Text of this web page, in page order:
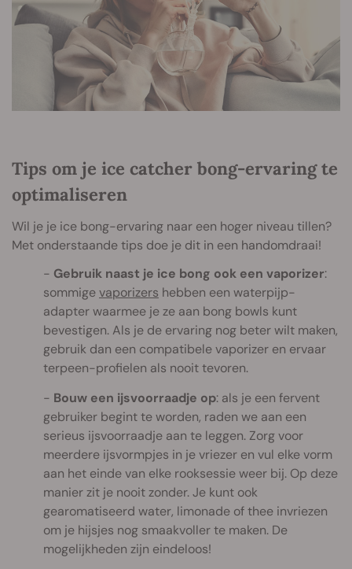
Tips om je ice catcher bong-ervaring te
optimaliseren
Wil je je ice bong-ervaring naar een hoger niveau tillen?
Met onderstaande tips doe je dit in een handomdraai!
Gebruik naast je ice bong ook een vaporizer:
sommigevaporizers hebben een waterpijp-
adapter waarmee je ze aan bong bowls kunt
bevestigen. Als je de ervaring nog beter wilt maken,
gebruik dan een compatibele vaporizer en ervaar
terpeen-profielen als nooit tevoren.
Bouw een ijsvoorraadje op: als je een fervent
gebruiker begint te worden, raden we aan een
serieus ijsvoorraadje aan te leggen. Zorg voor
meerdere ijsvormpjes in je vriezer en vul elke vorm
aan het einde van elke rooksessie weer bij. Op deze
manier zit je nooit zonder. Je kunt ook
gearomatiseerd water, limonade of thee invriezen
om je hijsjes nog smaakvoller te maken. De
mogelijkheden zijn eindeloos!